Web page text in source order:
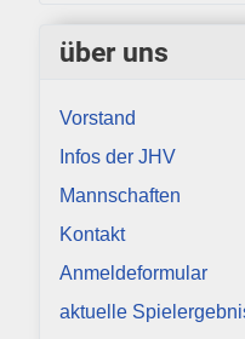
über uns
Vorstand
Infos der JHV
Mannschaften
Kontakt
Anmeldeformular
aktuelle